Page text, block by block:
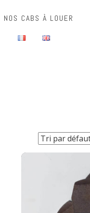
NOS CABS À LOUER